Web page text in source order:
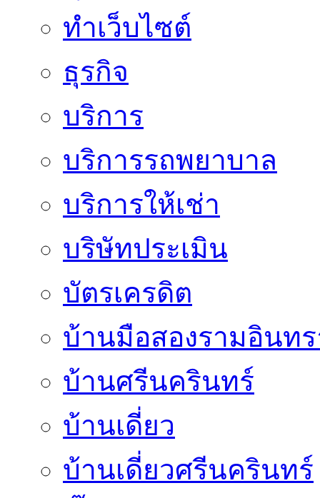
ทําเว็บไซต์
ธุรกิจ
บริการ
บริการรถพยาบาล
บริการให้เช่า
บริษัทประเมิน
บัตรเครดิต
บ้านมือสองรามอินท
บ้านศรีนครินทร์
บ้านเดี่ยว
บ้านเดี่ยวศรีนครินทร์